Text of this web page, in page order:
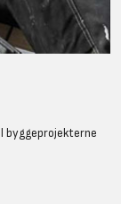
byggeprojekterne